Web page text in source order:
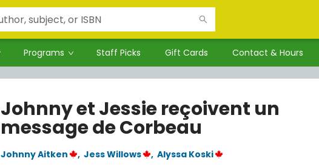
Programs Staff Picks Gift Cards Contact & Hours
Johnny et Jessie reçoivent un
message de Corbeau
Johnny Aitken , Jess Willows , Alyssa Koski